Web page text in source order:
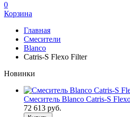
0
Корзина
Главная
Смесители
Blanco
Catris-S Flexo Filter
Новинки
Смеситель Blanco Catris-S
72 613 руб.